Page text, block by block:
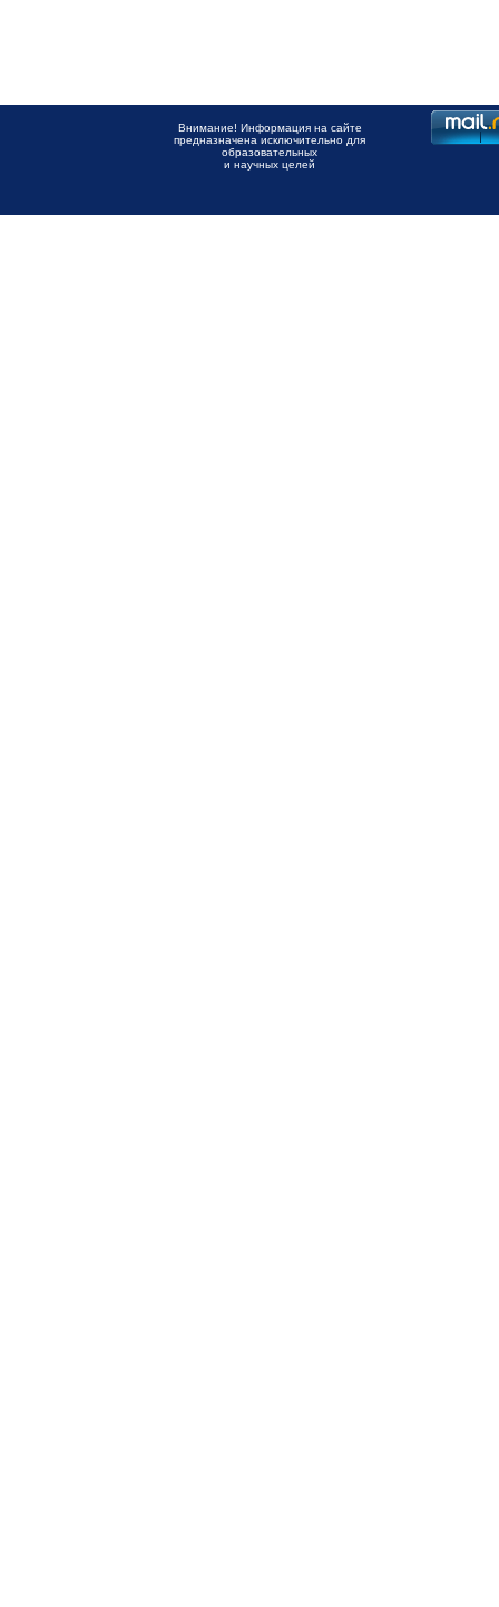
Внимание! Информация на сайте
предназначена исключительно для
образовательных
и научных целей